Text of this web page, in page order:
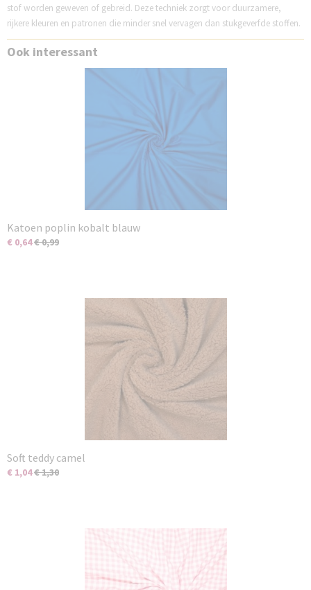
stof worden geweven of gebreid. Deze techniek zorgt voor duurzamere,
rijkere kleuren en patronen die minder snel vervagen dan stukgeverfde stoffen.
Ook interessant
Katoen poplin kobalt blauw
€ 0,64€ 0,99
Soft teddy camel
€ 1,04€ 1,30